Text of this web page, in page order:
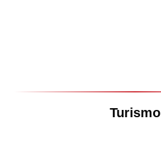
Turismo